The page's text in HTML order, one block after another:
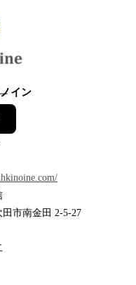
イン
田市南金田 2-5-27